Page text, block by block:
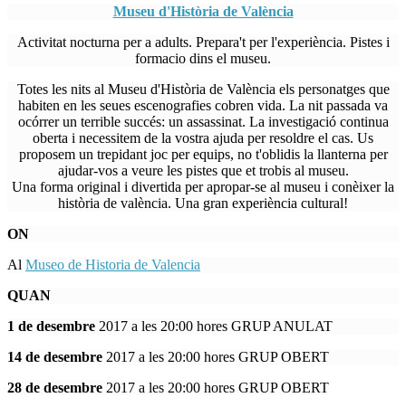
Museu d'Història de València
Activitat nocturna per a adults. Prepara't per l'experiència. Pistes i
formacio dins el museu.
Totes les nits al Museu d'Història de València els personatges que
habiten en les seues escenografies cobren vida. La nit passada va
ocórrer un terrible succés: un assassinat. La investigació continua
oberta i necessitem de la vostra ajuda per resoldre el cas. Us
proposem un trepidant joc per equips, no t'oblidis la llanterna per
ajudar-vos a veure les pistes que et trobis al museu.
Una forma original i divertida per apropar-se al museu i conèixer la
història de valència. Una gran experiència cultural!
ON
Al Museo de Historia de Valencia
QUAN
1 de desembre 2017 a les 20:00 hores GRUP ANULAT
14 de desembre 2017 a les 20:00 hores GRUP OBERT
28 de desembre 2017 a les 20:00 hores GRUP OBERT